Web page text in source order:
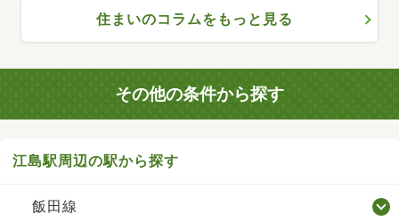
住まいのコラムをもっと見る
その他の条件から探す
江島駅周辺の駅から探す
飯田線